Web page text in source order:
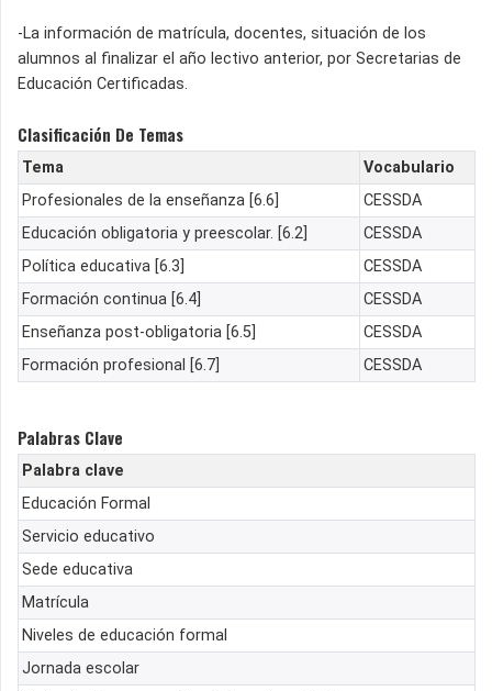
-La información de matrícula, docentes, situación de los
alumnos al finalizar el año lectivo anterior, por Secretarias de
Educación Certificadas.
Clasificación De Temas
Tema
Vocabulario
Profesionales de la enseñanza [6.6]
CESSDA
Educación obligatoria y preescolar. [6.2]
CESSDA
Política educativa [6.3]
CESSDA
Formación continua [6.4]
CESSDA
Enseñanza post-obligatoria [6.5]
CESSDA
Formación profesional [6.7]
CESSDA
Palabras Clave
Palabra clave
Educación Formal
Servicio educativo
Sede educativa
Matrícula
Niveles de educación formal
Jornada escolar